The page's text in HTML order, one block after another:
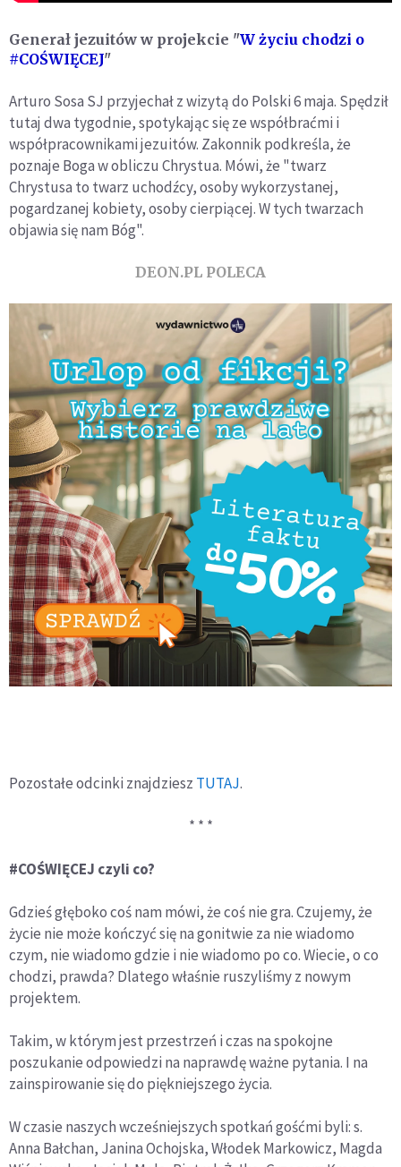
Generał jezuitów w projekcie "W życiu chodzi o
#COŚWIĘCEJ"
Arturo Sosa SJ przyjechał z wizytą do Polski 6 maja. Spędził
tutaj dwa tygodnie, spotykając się ze współbraćmi i
współpracownikami jezuitów. Zakonnik podkreśla, że
poznaje Boga w obliczu Chrystua. Mówi, że "twarz
Chrystusa to twarz uchodźcy, osoby wykorzystanej,
pogardzanej kobiety, osoby cierpiącej. W tych twarzach
objawia się nam Bóg".
DEON.PL POLECA
Pozostałe odcinki znajdziesz TUTAJ.
* * *
#COŚWIĘCEJ czyli co?
Gdzieś głęboko coś nam mówi, że coś nie gra. Czujemy, że
życie nie może kończyć się na gonitwie za nie wiadomo
czym, nie wiadomo gdzie i nie wiadomo po co. Wiecie, o co
chodzi, prawda? Dlatego właśnie ruszyliśmy z nowym
projektem.
Takim, w którym jest przestrzeń i czas na spokojne
poszukanie odpowiedzi na naprawdę ważne pytania. I na
zainspirowanie się do piękniejszego życia.
W czasie naszych wcześniejszych spotkań gośćmi byli: s.
Anna Bałchan, Janina Ochojska, Włodek Markowicz, Magda